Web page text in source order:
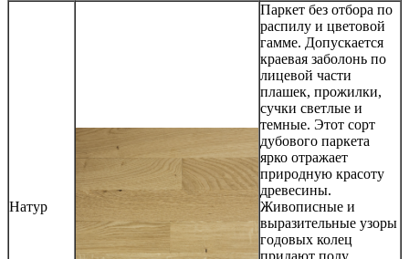
Натур
Паркет без отбора по
распилу и цветовой
гамме. Допускается
краевая заболонь по
лицевой части
плашек, прожилки,
сучки светлые и
темные. Этот сорт
дубового паркета
ярко отражает
природную красоту
древесины.
Живописные и
выразительные узоры
годовых колец
придают полу